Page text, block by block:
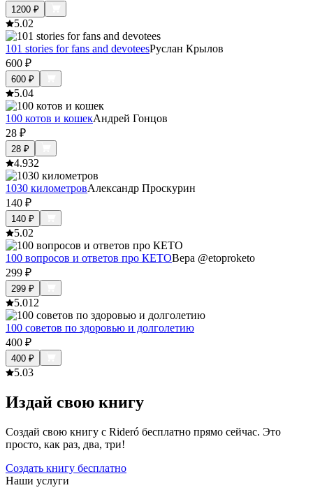
1200 ₽
5.02
101 stories for fans and devoteesРуслан Крылов
600 ₽
600 ₽
5.04
100 котов и кошекАндрей Гонцов
28 ₽
28 ₽
4.932
1030 километровАлександр Проскурин
140 ₽
140 ₽
5.02
100 вопросов и ответов про КЕТОВера @etoproketo
299 ₽
299 ₽
5.012
100 советов по здоровью и долголетию
400 ₽
400 ₽
5.03
Издай свою книгу
Создай свою книгу с Rideró бесплатно прямо сейчас. Это
просто, как раз, два, три!
Создать книгу бесплатно
Наши услуги